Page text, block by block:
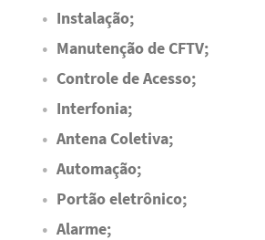
Instalação;
Manutenção de CFTV;
Controle de Acesso;
Interfonia;
Antena Coletiva;
Automação;
Portão eletrônico;
Alarme;